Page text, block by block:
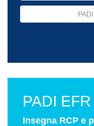
PADI
Insegna RCP e